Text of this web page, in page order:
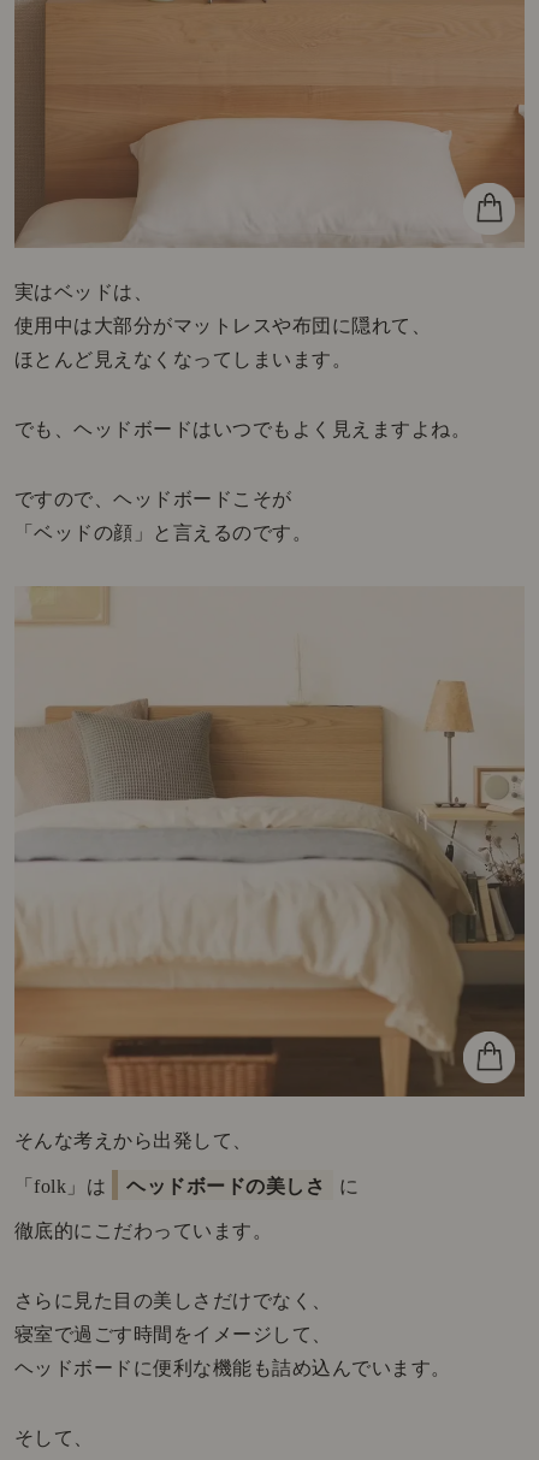
実はベッドは、
使用中は大部分がマットレスや布団に隠れて、
ほとんど見えなくなってしまいます。
でも、ヘッドボードはいつでもよく見えますよね。
ですので、ヘッドボードこそが
「ベッドの顔」と言えるのです。
そんな考えから出発して、
「folk」は ヘッドボードの美しさ に
徹底的にこだわっています。
さらに見た目の美しさだけでなく、
寝室で過ごす時間をイメージして、
ヘッドボードに便利な機能も詰め込んでいます。
そして、